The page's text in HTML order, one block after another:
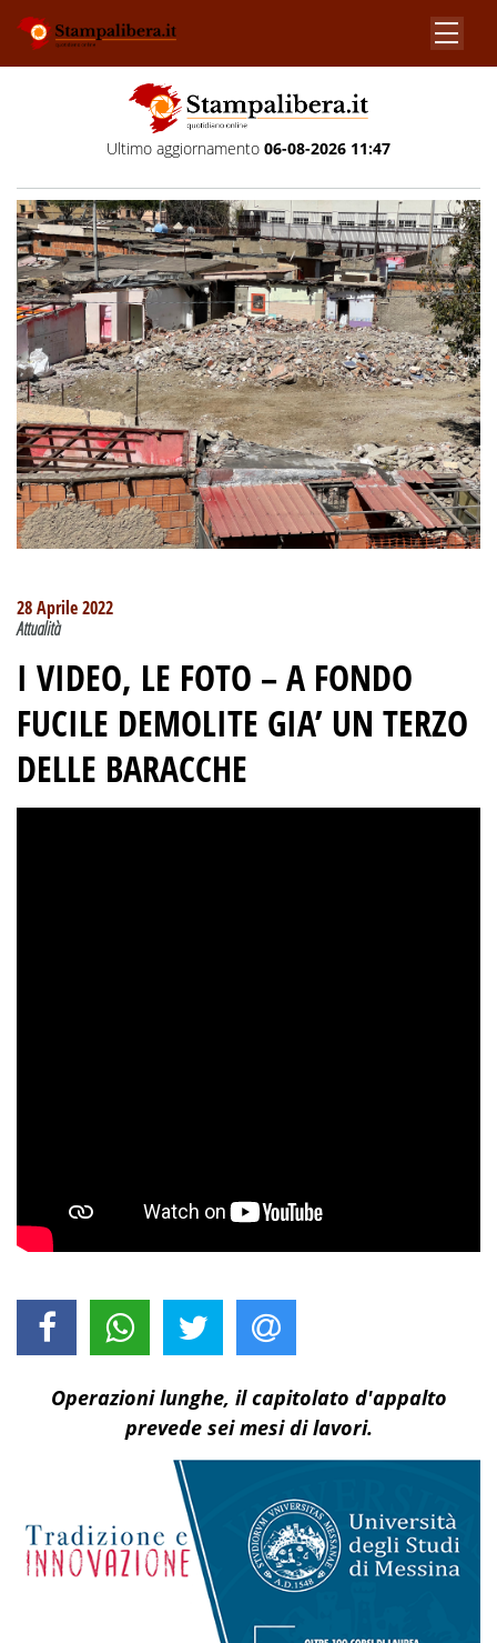
Ultimo aggiornamento 06-08-2026 11:47
28 Aprile 2022
Attualità
I VIDEO, LE FOTO –A FONDO
FUCILE DEMOLITE GIA’ UN TERZO
DELLE BARACCHE
Operazioni lunghe, il capitolato d'appalto
prevede sei mesi di lavori.